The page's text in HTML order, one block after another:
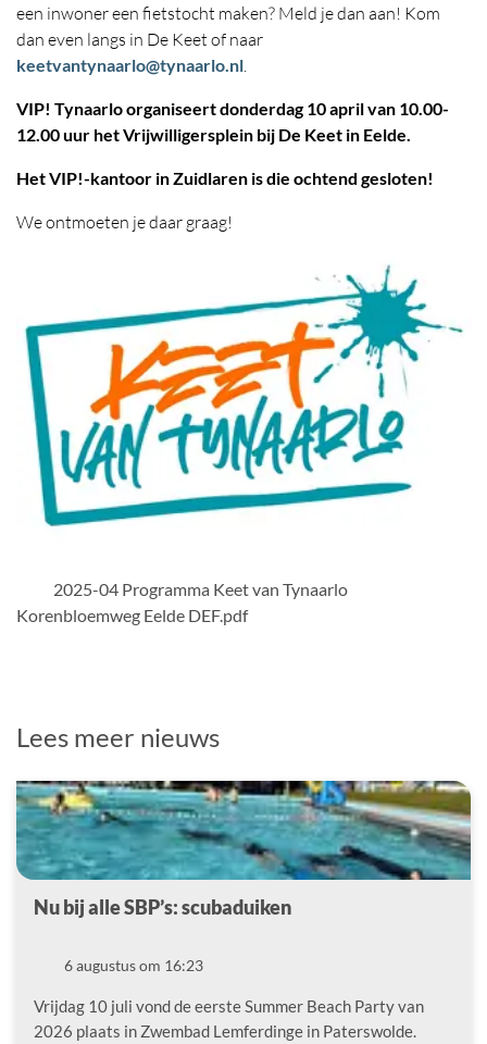
een inwoner een fietstocht maken? Meld je dan aan! Kom
dan even langs in De Keet of naar
keetvantynaarlo@tynaarlo.nl
VIP! Tynaarlo organiseert donderdag 10 april van 10.00-
12.00 uur het Vrijwilligersplein bij De Keet in Eelde.
Het VIP!-kantoor in Zuidlaren is die ochtend gesloten!
We ontmoeten je daar graag!
PDF Bestand
2025-04 Programma Keet van Tynaarlo
Korenbloemweg Eelde DEF.pdf
Lees meer nieuws
Nu bij alle SBP’s: scubaduiken
Datum6 augustus om 16:23
Vrijdag 10 juli vond de eerste Summer Beach Party van
2026 plaats in Zwembad Lemferdinge in Paterswolde.